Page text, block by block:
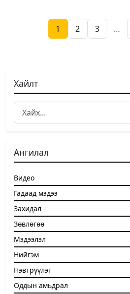
1 2 3 …
Хайлт
Ангилал
Видео
Гадаад мэдээ
Захидал
Зөвлөгөө
Мэдээлэл
Нийгэм
Нэвтрүүлэг
Оддын амьдрал